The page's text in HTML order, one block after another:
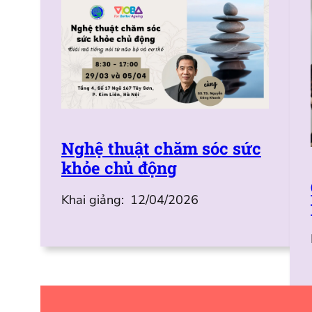
Nghệ thuật chăm sóc sức
khỏe chủ động
Khai giảng: 12/04/2026